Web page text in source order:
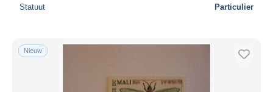
Statuut Particulier
Nieuw